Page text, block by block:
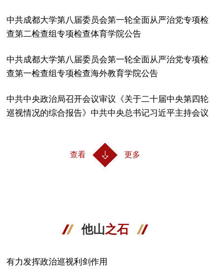
中共成都大学第八届委员会第一轮全面从严治党专项检
查第二检查组专项检查体育学院公告
中共成都大学第八届委员会第一轮全面从严治党专项检
查第一检查组专项检查海外教育学院公告
中共中央政治局召开会议审议《关于二十届中央第四轮
巡视情况的综合报告》中共中央总书记习近平主持会议
查看 更多
他山之石
有力发挥政治巡视利剑作用